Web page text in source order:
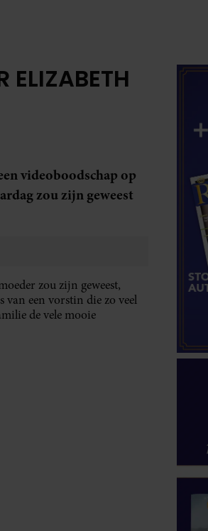
ELIZABETH
videoboodschap op
zou zijn geweest
zou zijn geweest,
een vorstin die zo veel
de vele mooie